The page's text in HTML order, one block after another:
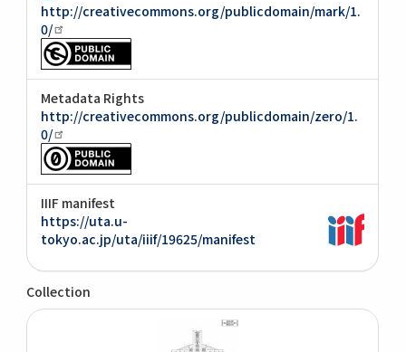
http://creativecommons.org/publicdomain/mark/1.
0/
Metadata Rights
http://creativecommons.org/publicdomain/zero/1.
0/
IIIF manifest
https://uta.u-
tokyo.ac.jp/uta/iiif/19625/manifest
Collection